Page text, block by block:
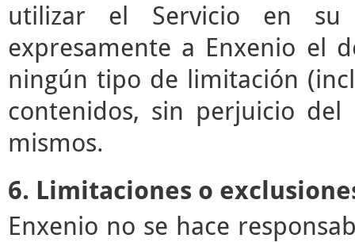
utilizar el Servicio en su
expresamente a Enxenio el
ningún tipo de limitación
contenidos, sin perjuicio
mismos.
6. Limitaciones o
Enxenio no se hace